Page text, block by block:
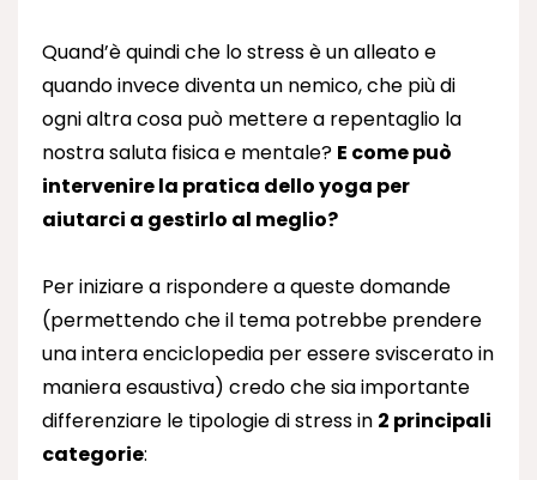
Quand’è quindi che lo stress è un alleato e
quando invece diventa un nemico, che più di
ogni altra cosa può mettere a repentaglio la
nostra saluta fisica e mentale? E come può
intervenire la pratica dello yoga per
aiutarci a gestirlo al meglio?
Per iniziare a rispondere a queste domande
(permettendo che il tema potrebbe prendere
una intera enciclopedia per essere sviscerato in
maniera esaustiva) credo che sia importante
differenziare le tipologie di stress in 2 principali
categorie: